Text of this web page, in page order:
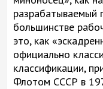
разрабатываемый
большинстве
это, как
официально
классификации,
Флотом СССР в